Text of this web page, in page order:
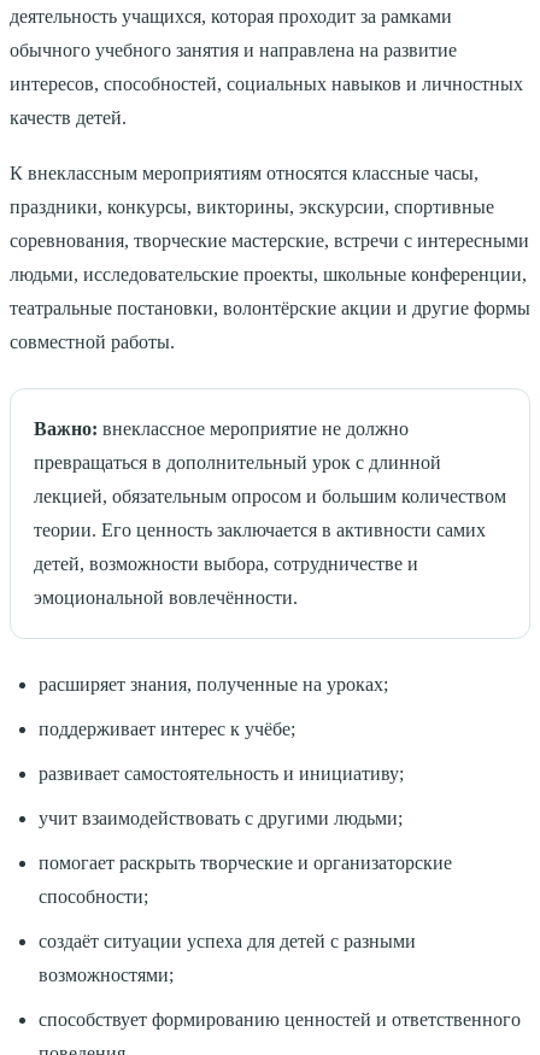
деятельность учащихся, которая проходит за рамками
обычного учебного занятия и направлена на развитие
интересов, способностей, социальных навыков и личностных
качеств детей.
К внеклассным мероприятиям относятся классные часы,
праздники, конкурсы, викторины, экскурсии, спортивные
соревнования, творческие мастерские, встречи с интересными
людьми, исследовательские проекты, школьные конференции,
театральные постановки, волонтёрские акции и другие формы
совместной работы.
Важно: внеклассное мероприятие не должно
превращаться в дополнительный урок с длинной
лекцией, обязательным опросом и большим количеством
теории. Его ценность заключается в активности самих
детей, возможности выбора, сотрудничестве и
эмоциональной вовлечённости.
расширяет знания, полученные на уроках;
поддерживает интерес к учёбе;
развивает самостоятельность и инициативу;
учит взаимодействовать с другими людьми;
помогает раскрыть творческие и организаторские
способности;
создаёт ситуации успеха для детей с разными
возможностями;
способствует формированию ценностей и ответственного